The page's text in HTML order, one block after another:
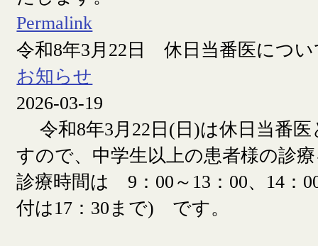
Permalink
令和8年3月22日 休日当番医につい
お知らせ
2026-03-19
令和8年3月22日(日)は休日当番
すので、中学生以上の患者様の診
診療時間は 9：00～13：00、14：
付は17：30まで) です。